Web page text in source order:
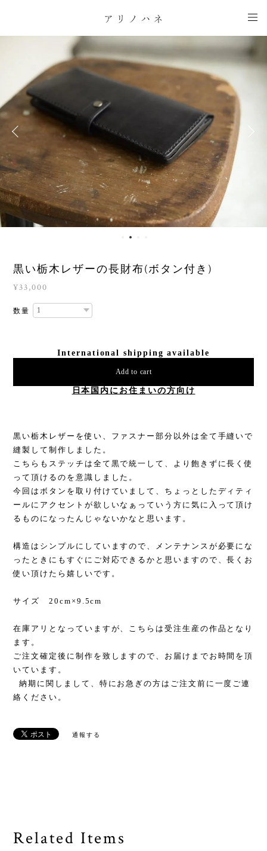
黒い栃木レザーの長財布(ボタン付き)
¥33,000
数量
International shipping available
Add to cart
日本国内にお住まいの方向け
黒い栃木レザーを使い、ファスナー部分以外は全て手縫いで
縫製して制作しました。
こちらもステッチは全て黒で統一して、より飽きずに長く使
って頂けるのを意識しました。
今回はボタンを取り付けていまして、ちょっとしたディティ
ールにアクセントが欲しいなぁっていう方に気に入って頂け
るものになったんじゃないかなと思います。
構造はシンプルにしていますので、メンテナンスが必要にな
ったときにもすぐにご対応できるかと思いますので、長くお
使い頂けたら嬉しいです。
サイズ 20cm×9.5cm
在庫アリとなっていますが、こちらは受注生産の作品となり
ます。
ご注文確定後に制作を致しますので、お届けまでお時間を頂
いています。
納期に関しまして、特にお急ぎの方はご注文前に一度ご連
絡ください。
通報する
Related Items